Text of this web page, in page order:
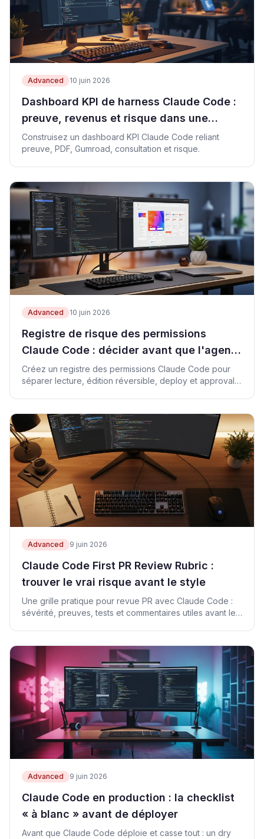
Advanced 10 juin 2026
Dashboard KPI de harness Claude Code :
preuve, revenus et risque dans une
feuille
Construisez un dashboard KPI Claude Code reliant
preuve, PDF, Gumroad, consultation et risque.
Advanced 10 juin 2026
Registre de risque des permissions
Claude Code : décider avant que l'agent
agisse
Créez un registre des permissions Claude Code pour
séparer lecture, édition réversible, deploy et approval
Advanced 9 juin 2026
Claude Code First PR Review Rubric :
trouver le vrai risque avant le style
Une grille pratique pour revue PR avec Claude Code :
sévérité, preuves, tests et commentaires utiles avant les
Advanced 9 juin 2026
Claude Code en production : la checklist
« à blanc » avant de déployer
Avant que Claude Code déploie et casse tout : un dry